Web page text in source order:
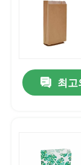
플라스틱 일
종이 일회용
대형 지대
상자를 싸
최고